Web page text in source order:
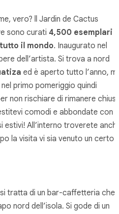
vero? ll Jardin de Cactus
sono curati 4,500 esemplari
il mondo. Inaugurato nel
dell’artista. Si trova a nord
ed è aperto tutto l’anno,
primo pomeriggio quindi
non rischiare di rimanere chiusi
comodi e abbondate con
estivi! All’interno troverete
la visita vi sia venuto un certo
si tratta di un bar-caffetteria che
nord dell’isola. Si gode di un